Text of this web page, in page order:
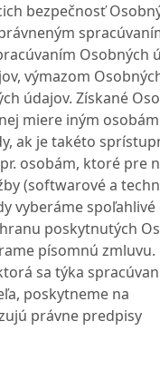
bezpečnosť
Osobných
výmazom
údajov. Získané
miere iným
ak je takéto
osobám, ktoré pre
(softwarové a
vyberáme spoľahlivé
poskytnutých
písomnú zmluvu.
sa týka
poskytneme na
právne predpisy